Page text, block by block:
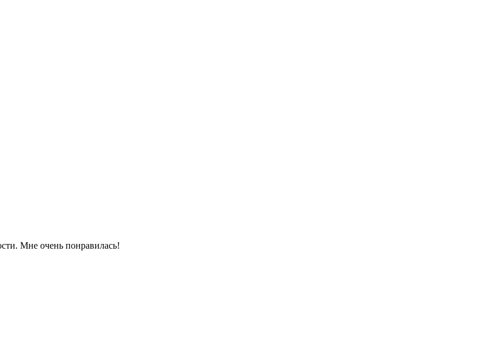
Мне очень понравилась!